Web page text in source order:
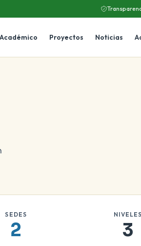
Académico Proyectos Noticias
SEDES
2
NIVELES
3